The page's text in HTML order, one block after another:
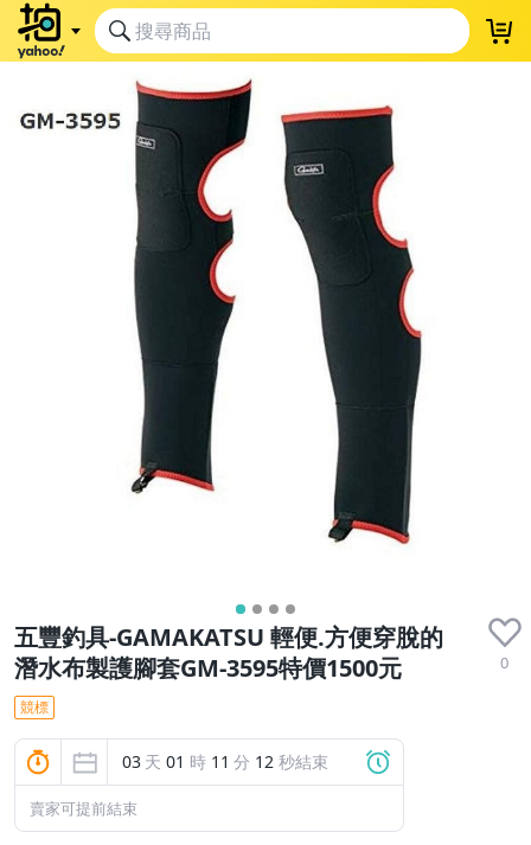
五豐釣具-GAMAKATSU 輕便.方便穿脫的
潛水布製護腳套GM-3595特價1500元
0
競標
03 天 01 時 11 分 11 秒結束
賣家可提前結束